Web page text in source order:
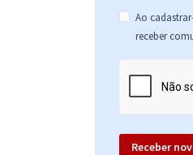
Ao
receber
Receber